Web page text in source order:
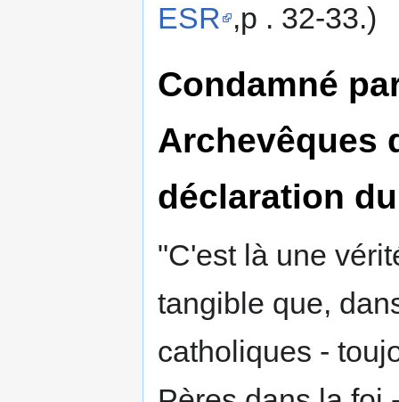
ESR ,p . 32-33.)
Condamné
Archevêques
déclaration
"C'est là une
tangible que,
catholiques -